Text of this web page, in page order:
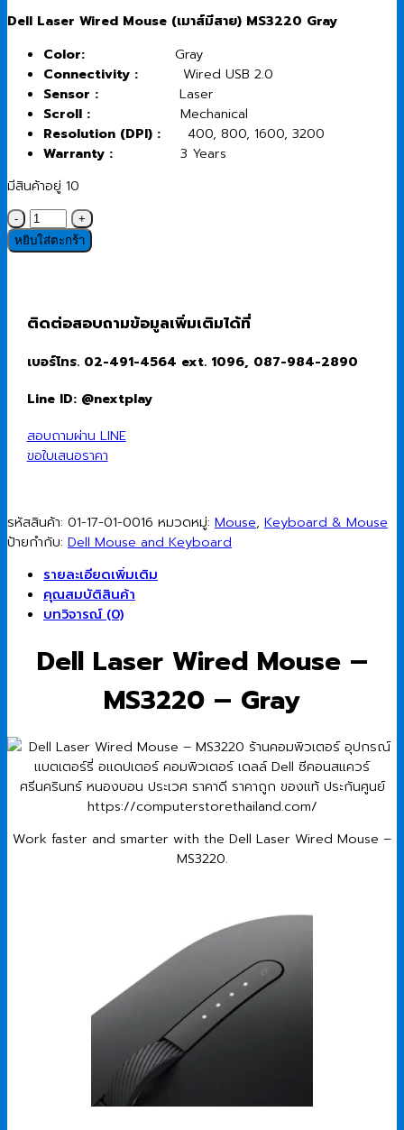
was:
is:
500.00 ฿.
Dell Laser Wired Mouse (เมาส์มีสาย) MS3220 Gray
Color: Gray
Connectivity : Wired USB 2.0
Sensor : Laser
Scroll : Mechanical
Resolution (DPI) : 400, 800, 1600, 3200
Warranty : 3 Years
มีสินค้าอยู่ 10
จำนวน
Wired
Mouse
มี
Dell
Wired
MS3220
(Gray)
หยิบใส่ตะกร้า
ติดต่อสอบถามข้อมูลเพิ่มเติมได้ที่
เบอร์โทร. 02-491-4564 ext. 1096, 087-984-2890
Line ID: @nextplay
สอบถามผ่าน LINE
ขอใบเสนอราคา
รหัสสินค้า: 01-17-01-0016 หมวดหมู่: Mouse, Keyboard & Mouse
ป้ายกำกับ: Dell Mouse and Keyboard
รายละเอียดเพิ่มเติม
คุณสมบัติสินค้า
บทวิจารณ์ (0)
Dell Laser Wired Mouse –
MS3220 – Gray
Work faster and smarter with the Dell Laser Wired Mouse –
MS3220.